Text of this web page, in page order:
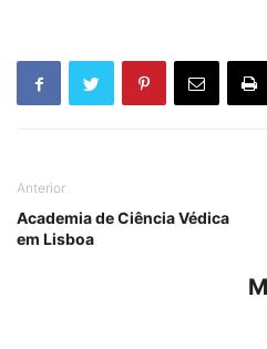
Anterior
Academia de Ciência Védica
em Lisboa